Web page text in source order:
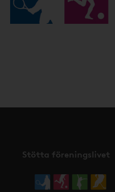
Stötta föreningslivet